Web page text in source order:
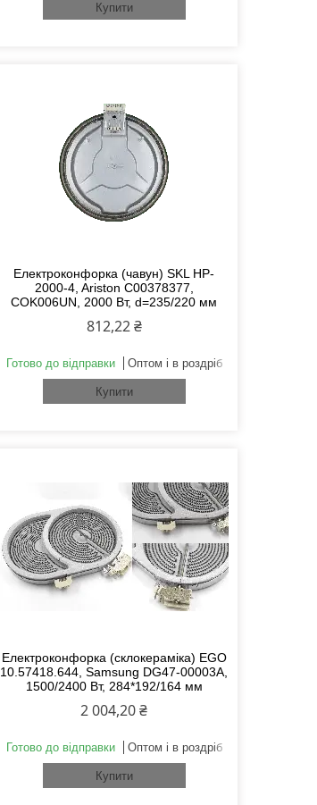
Купити
Електроконфорка (чавун) SKL HP-
2000-4, Ariston C00378377,
COK006UN, 2000 Вт, d=235/220 мм
812,22 ₴
Готово до відправки Оптом і в роздріб
Купити
Електроконфорка (склокераміка) EGO
10.57418.644, Samsung DG47-00003A,
1500/2400 Вт, 284*192/164 мм
2 004,20 ₴
Готово до відправки Оптом і в роздріб
Купити